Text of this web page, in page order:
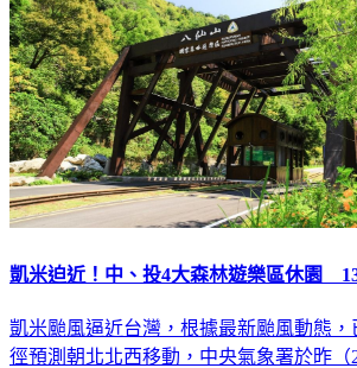
凱米迫近！中、投4大森林遊樂區休園
凱米颱風逼近台灣，根據最新颱風動態
徑預測朝北北西移動，中央氣象署於昨（